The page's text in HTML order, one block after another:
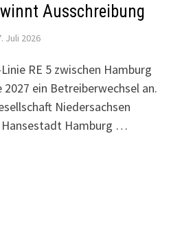
Ausschreibung
Juli 2026
RE 5 zwischen Hamburg
ein Betreiberwechsel an.
Niedersachsen
Hansestadt Hamburg …